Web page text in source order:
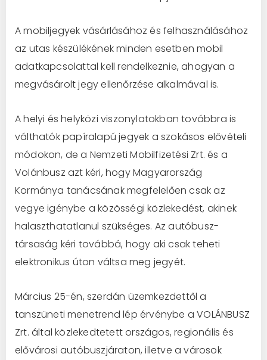
A mobiljegyek vásárlásához és felhasználásához
az utas készülékének minden esetben mobil
adatkapcsolattal kell rendelkeznie, ahogyan a
megvásárolt jegy ellenőrzése alkalmával is.
A helyi és helyközi viszonylatokban továbbra is
válthatók papíralapú jegyek a szokásos elővételi
módokon, de a Nemzeti Mobilfizetési Zrt. és a
Volánbusz azt kéri, hogy Magyarország
Kormánya tanácsának megfelelően csak az
vegye igénybe a közösségi közlekedést, akinek
halaszthatatlanul szükséges. Az autóbusz-
társaság kéri továbbá, hogy aki csak teheti
elektronikus úton váltsa meg jegyét.
Március 25-én, szerdán üzemkezdettől a
tanszüneti menetrend lép érvénybe a VOLÁNBUSZ
Zrt. által közlekedtetett országos, regionális és
elővárosi autóbuszjáraton, illetve a városok